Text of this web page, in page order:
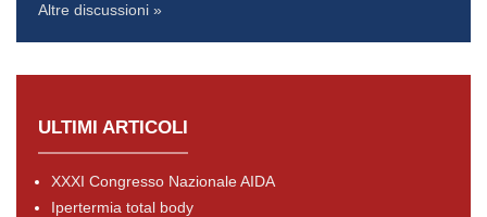
Altre discussioni »
ULTIMI ARTICOLI
XXXI Congresso Nazionale AIDA
Ipertermia total body